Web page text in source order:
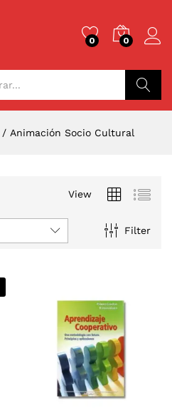
0 0
/ Animación Socio Cultural
View
Filter